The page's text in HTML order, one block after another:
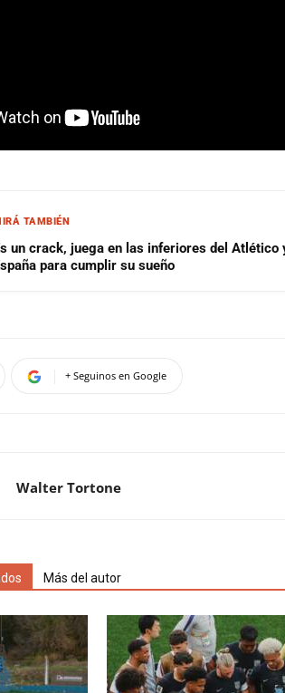
TAMBIÉN
un crack, juega en las inferiores del
para cumplir su sueño
+ Seguinos en Google
Walter Tortone
Más del autor